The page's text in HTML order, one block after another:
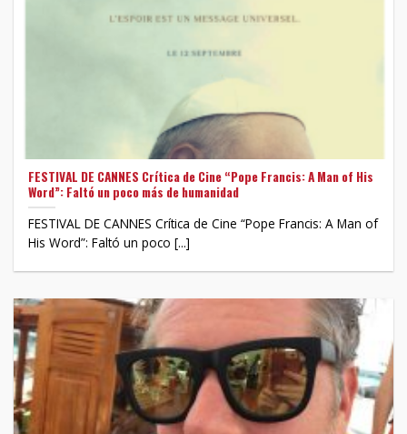
FESTIVAL DE CANNES Crítica de Cine “Pope Francis: A Man of His
Word”: Faltó un poco más de humanidad
FESTIVAL DE CANNES Crítica de Cine “Pope Francis: A Man of
His Word”: Faltó un poco [...]